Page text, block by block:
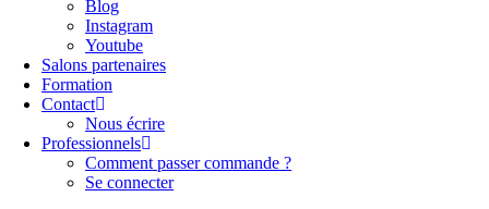
Blog
Instagram
Youtube
Salons partenaires
Formation
Contact
Nous écrire
Professionnels
Comment passer commande ?
Se connecter